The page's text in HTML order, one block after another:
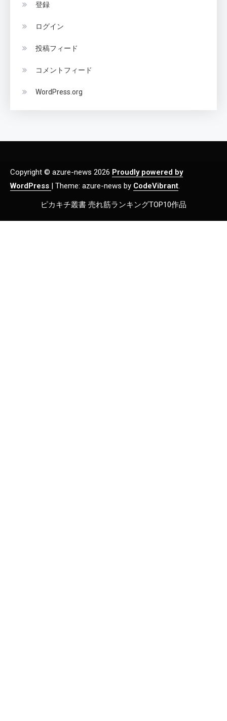
登録
ログイン
投稿フィード
コメントフィード
WordPress.org
Copyright © azure-news 2026 Proudly powered by
WordPress
Theme: azure-news by CodeVibrant.
ピカキチ叢書 売れ筋ランキングTOP10作品